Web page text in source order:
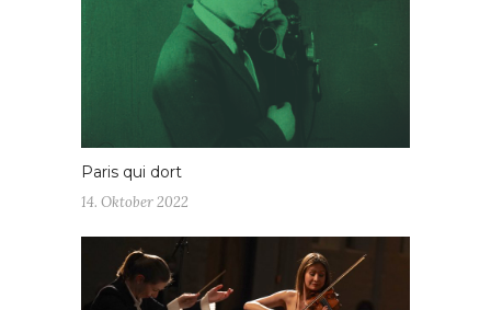
Paris qui dort
14. Oktober 2022